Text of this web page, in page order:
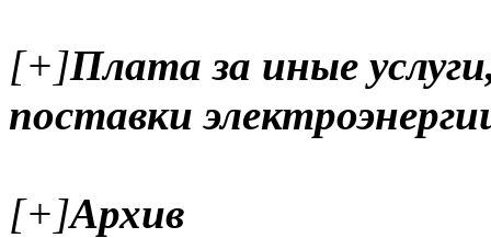
[+]Плата за иные
поставки
[+]Архив